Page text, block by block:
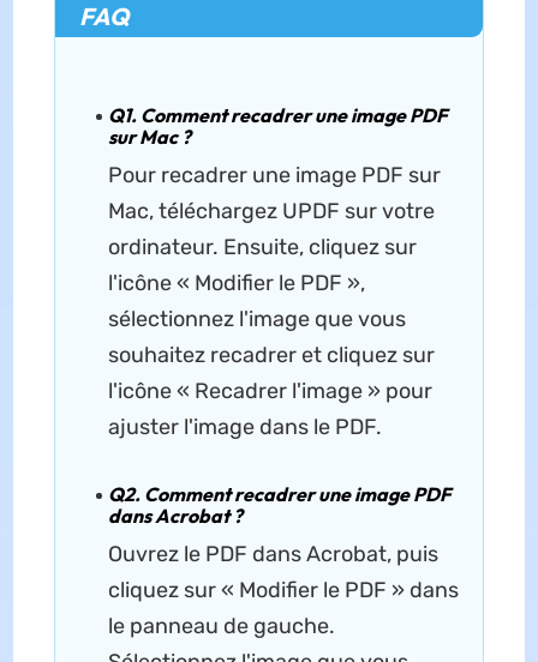
FAQ
Q1. Comment recadrer une image PDF
sur Mac ?
Pour recadrer une image PDF sur
Mac, téléchargez UPDF sur votre
ordinateur. Ensuite, cliquez sur
l'icône « Modifier le PDF »,
sélectionnez l'image que vous
souhaitez recadrer et cliquez sur
l'icône « Recadrer l'image » pour
ajuster l'image dans le PDF.
Q2. Comment recadrer une image PDF
dans Acrobat ?
Ouvrez le PDF dans Acrobat, puis
cliquez sur « Modifier le PDF » dans
le panneau de gauche.